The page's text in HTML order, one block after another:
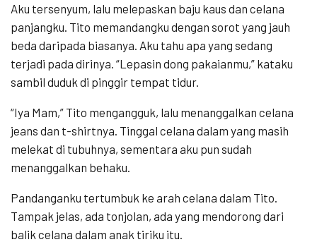
Aku tersenyum, lalu melepaskan baju kaus dan celana
panjangku. Tito memandangku dengan sorot yang jauh
beda daripada biasanya. Aku tahu apa yang sedang
terjadi pada dirinya. “Lepasin dong pakaianmu,” kataku
sambil duduk di pinggir tempat tidur.
“Iya Mam,” Tito mengangguk, lalu menanggalkan celana
jeans dan t-shirtnya. Tinggal celana dalam yang masih
melekat di tubuhnya, sementara aku pun sudah
menanggalkan behaku.
Pandanganku tertumbuk ke arah celana dalam Tito.
Tampak jelas, ada tonjolan, ada yang mendorong dari
balik celana dalam anak tiriku itu.